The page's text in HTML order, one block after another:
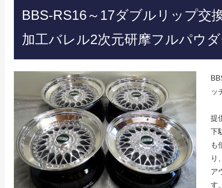
BBS-RS16～17ダブルリップ交
加工バレル2次元研摩フルパウ
ッ
提
下
も
り
ア
す